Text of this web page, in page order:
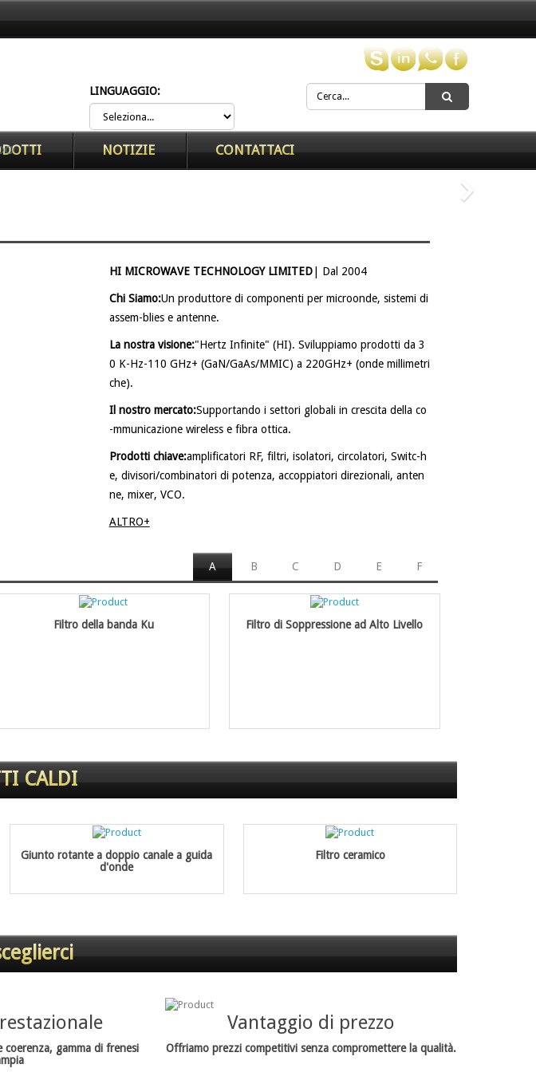
LINGUAGGIO:
NOTIZIE CONTATTACI
Prossimo
HI MICROWAVE TECHNOLOGY LIMITED| Dal 2004
Chi Siamo:Un produttore di componenti per microonde, sistemi di
assem-blies e antenne.
La nostra visione:"Hertz Infinite" (HI). Sviluppiamo prodotti da 3
0 K-Hz-110 GHz+ (GaN/GaAs/MMIC) a 220GHz+ (onde millimetri
che).
Il nostro mercato:Supportando i settori globali in crescita della co
-mmunicazione wireless e fibra ottica.
Prodotti chiave:amplificatori RF, filtri, isolatori, circolatori, Switc-h
e, divisori/combinatori di potenza, accoppiatori direzionali, anten
ne, mixer, VCO.
ALTRO+
A B C D E F
Filtro della banda Ku Filtro di Soppressione ad Alto Livello
CALDI
Giunto rotante a doppio canale a guida
d'onde
Filtro ceramico
coerenza, gamma di frenesi
Vantaggio di prezzo
Offriamo prezzi competitivi senza compromettere la qualità.